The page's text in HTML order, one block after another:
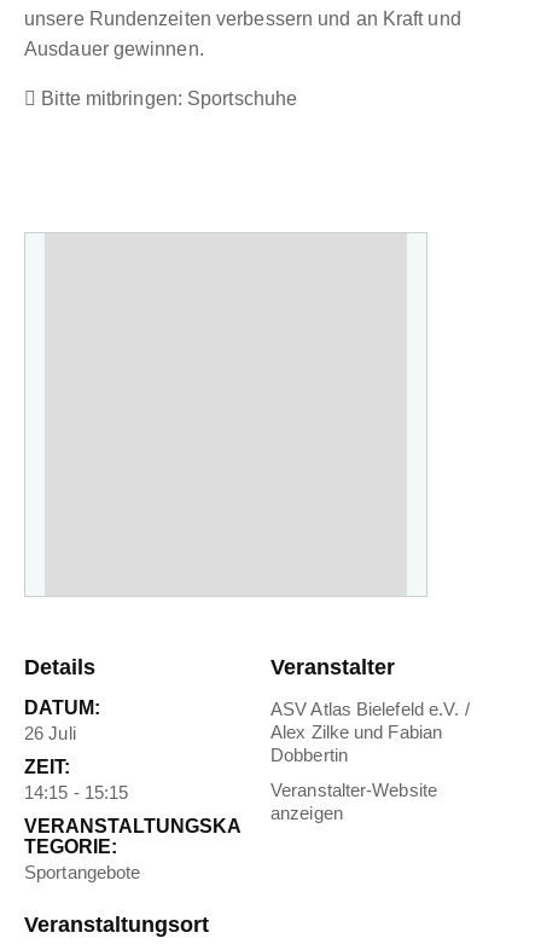
unsere Rundenzeiten verbessern und an Kraft und
Ausdauer gewinnen.
Bitte mitbringen: Sportschuhe
Details
DATUM:
26 Juli
ZEIT:
14:15 - 15:15
VERANSTALTUNGSKA
TEGORIE:
Sportangebote
Veranstaltungsort
Veranstalter
ASV Atlas Bielefeld e.V. /
Alex Zilke und Fabian
Dobbertin
Veranstalter-Website
anzeigen